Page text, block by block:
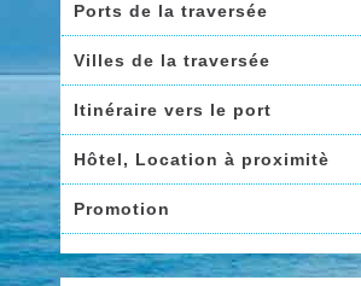
Ports de la traversée
Villes de la traversée
Itinéraire vers le port
Hôtel, Location à proximitè
Promotion